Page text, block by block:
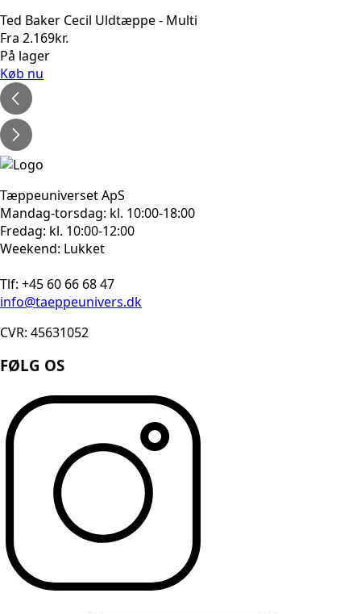
Ted Baker Cecil Uldtæppe - Multi
Fra 2.169kr.
På lager
Køb nu
Tæppeuniverset ApS
Mandag-torsdag: kl. 10:00-18:00
Fredag: kl. 10:00-12:00
Weekend: Lukket
Tlf: +45 60 66 68 47
info@taeppeunivers.dk
CVR: 45631052
FØLG OS